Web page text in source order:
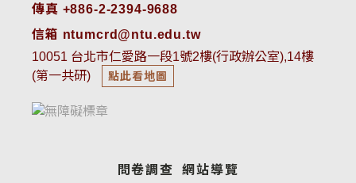
傳真 +886-2-2394-9688
信箱 ntumcrd@ntu.edu.tw
10051 台北市仁愛路一段1號2樓(行政辦公室),14樓
(第一共研)
點此看地圖
問卷調查 網站導覽